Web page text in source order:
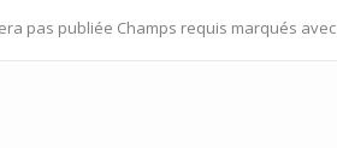
pas publiée Champs requis marqués avec